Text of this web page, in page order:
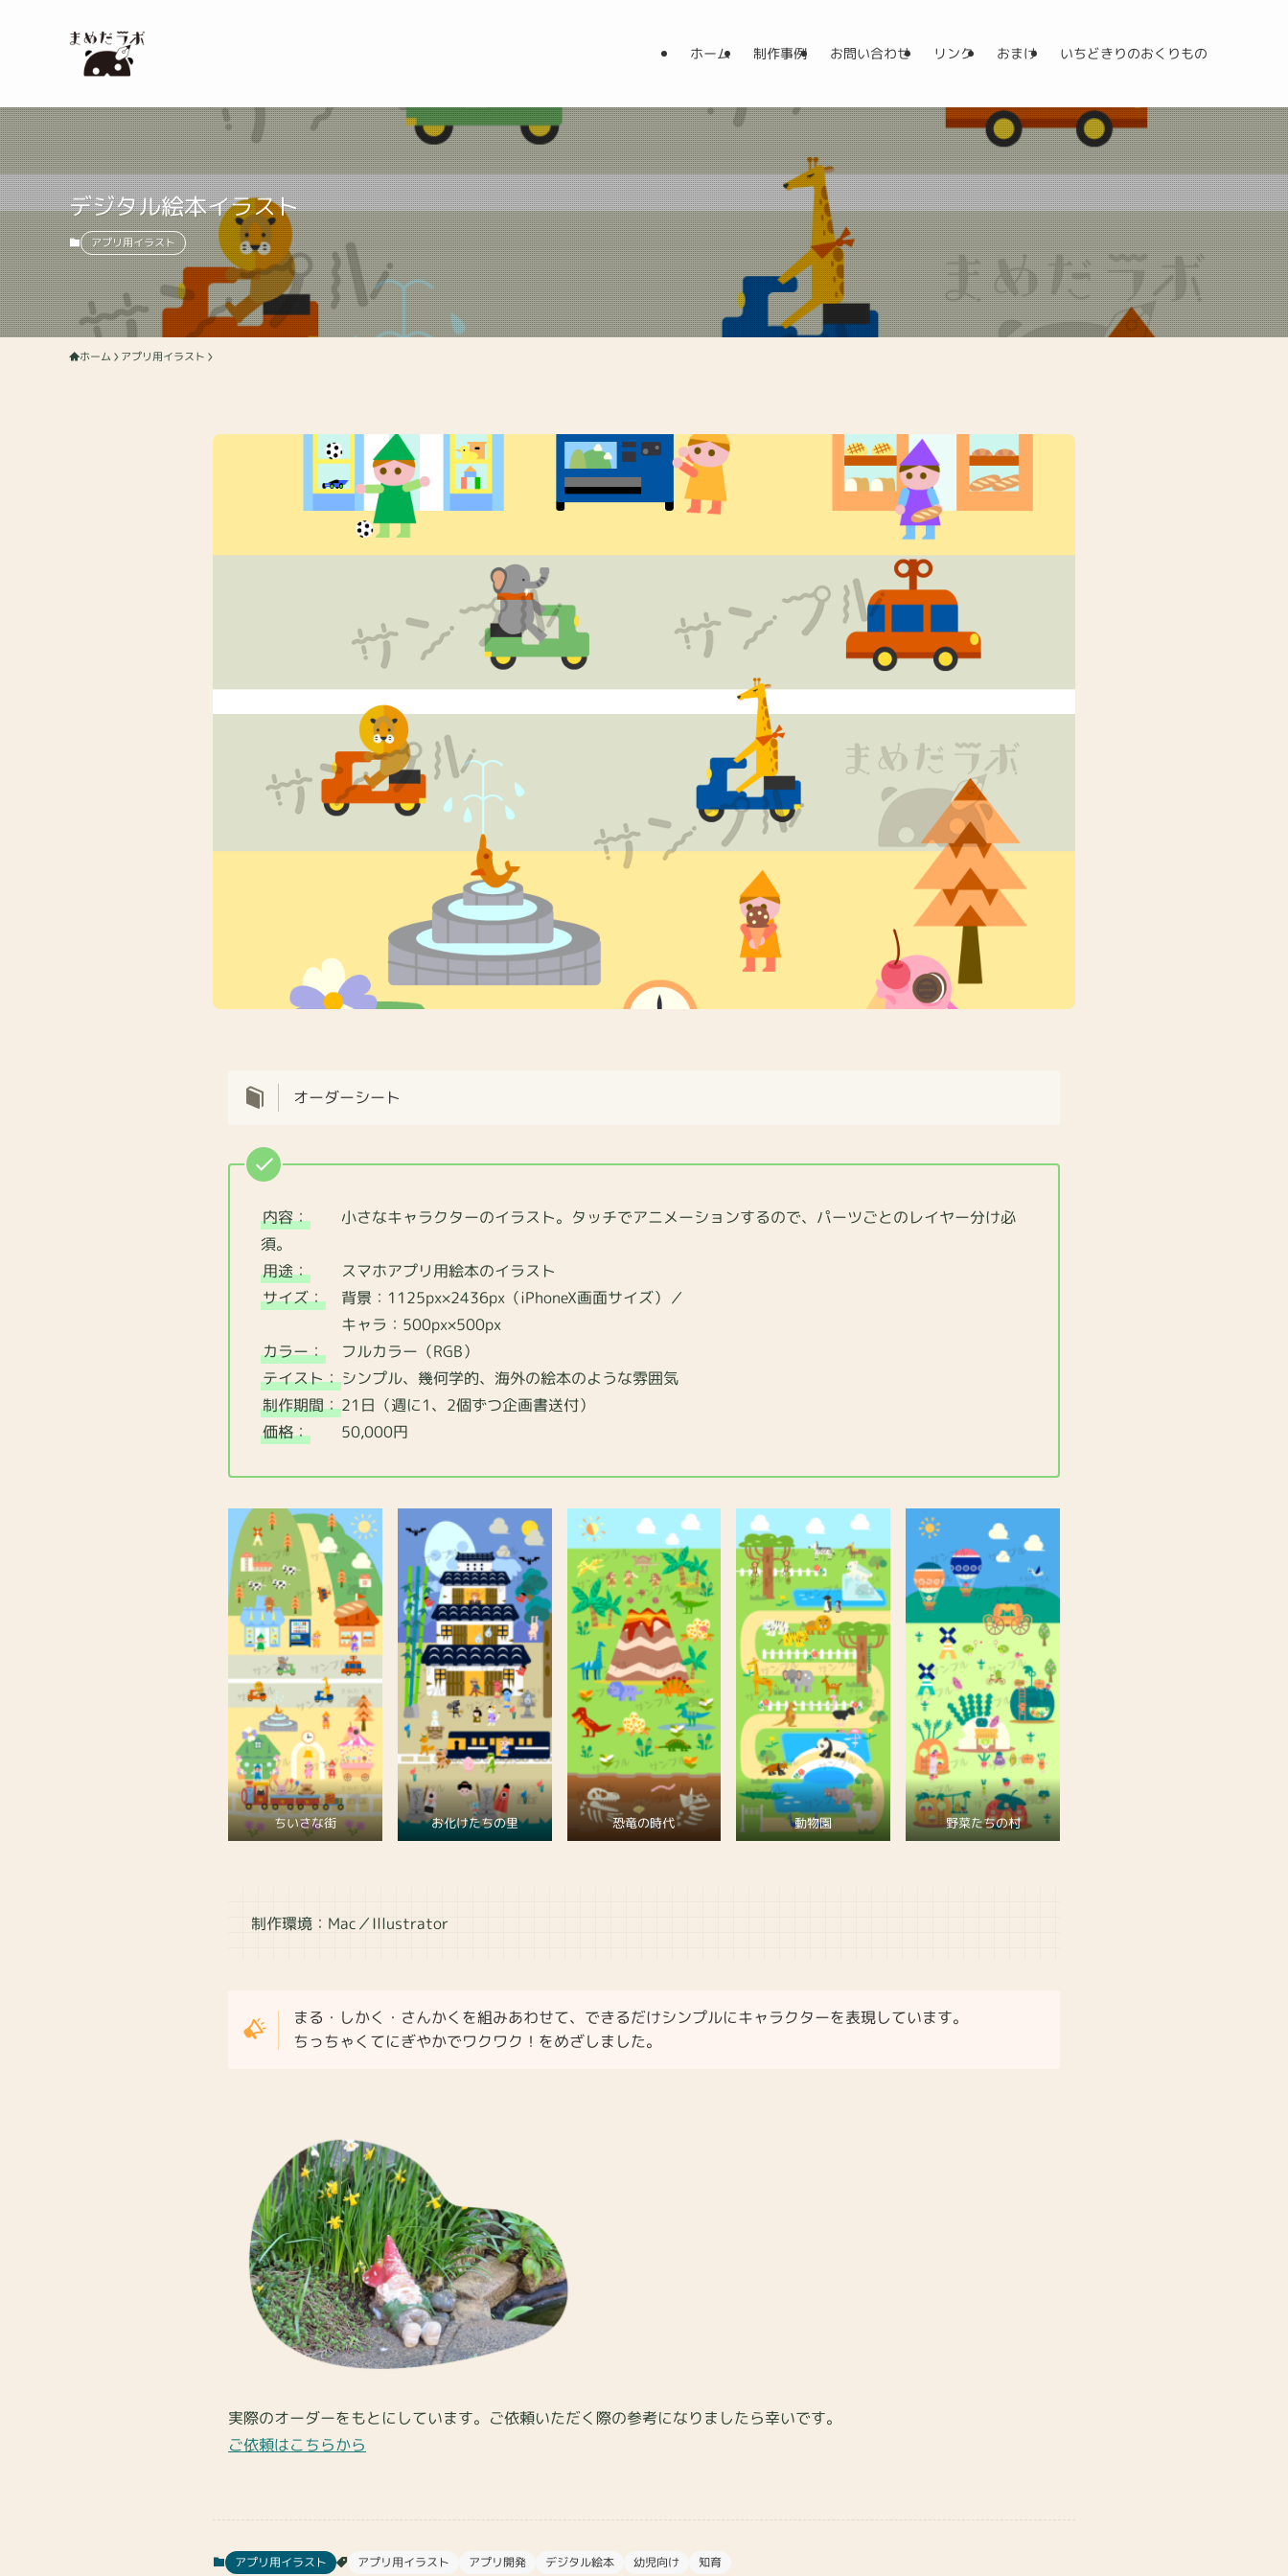
ホーム 制作事例 お問い合わせ リンク おまけ いちどきりのおくりもの
デジタル絵本イラスト
アプリ用イラスト
ホーム アプリ用イラスト
オーダーシート
内容： 小さなキャラクターのイラスト。タッチでアニメーションするので、パーツごとのレイヤー分け必
須。
用途： スマホアプリ用絵本のイラスト
サイズ： 背景：1125px×2436px（iPhoneX画面サイズ）／
キャラ：500px×500px
カラー： フルカラー（RGB）
テイスト：シンプル、幾何学的、海外の絵本のような雰囲気
制作期間：21日（週に1、2個ずつ企画書送付）
価格： 50,000円
ちいさな街 お化けたちの里 恐竜の時代 動物園 野菜たちの村
制作環境：Mac／Illustrator
まる・しかく・さんかくを組みあわせて、できるだけシンプルにキャラクターを表現しています。
ちっちゃくてにぎやかでワクワク！をめざしました。
実際のオーダーをもとにしています。ご依頼いただく際の参考になりましたら幸いです。
ご依頼はこちらから
アプリ用イラスト アプリ用イラスト アプリ開発 デジタル絵本 幼児向け 知育